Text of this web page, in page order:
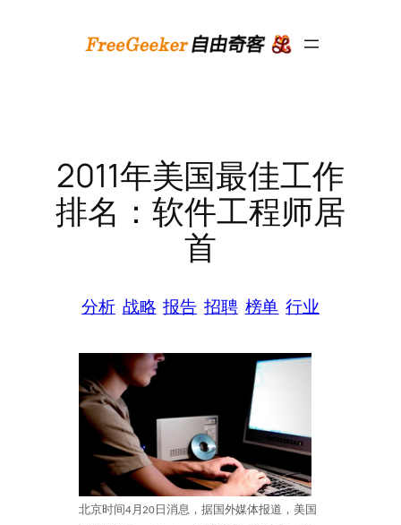
2011年美国最佳工作
排名：软件工程师居
首
分析 战略 报告 招聘 榜单 行业
北京时间4月20日消息，据国外媒体报道，美国